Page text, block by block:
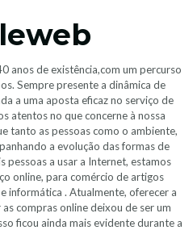
anos de existência,com um percurso
Sempre presente a dinâmica de
a uma aposta eficaz no serviço de
atentos no que concerne à nossa
tanto as pessoas como o ambiente,
a evolução das formas de
pessoas a usar a Internet, estamos
online, para comércio de artigos
informática . Atualmente, oferecer a
compras online deixou de ser um
ficou ainda mais evidente durante a